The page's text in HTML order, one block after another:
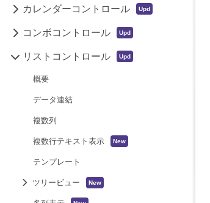
カレンダーコントロール
コンボコントロール
リストコントロール
概要
データ連結
複数列
複数行テキスト表示
テンプレート
ツリービュー